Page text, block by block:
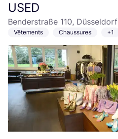
USED
Benderstraße 110, Düsseldorf
Vêtements Chaussures +1